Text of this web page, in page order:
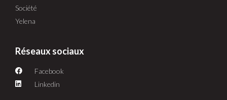
Société
Yelena
Réseaux sociaux
Facebook
Linkedin